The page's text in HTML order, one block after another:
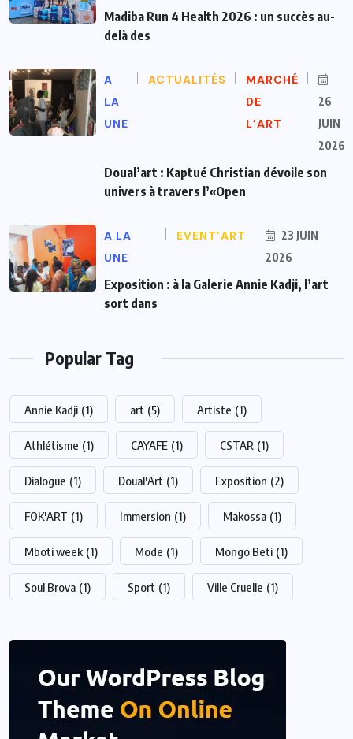
Madiba Run 4 Health 2026 : un succès au-
delà des
A
LA
UNE
ACTUALITÉS
MARCHÉ
DE
L’ART
26
JUIN
2026
Doual’art : Kaptué Christian dévoile son
univers à travers l’«Open
A LA
UNE
EVENT’ART
23 JUIN
2026
Exposition : à la Galerie Annie Kadji, l’art
sort dans
Popular Tag
Annie Kadji (1) art (5) Artiste (1)
Athlétisme (1) CAYAFE (1) CSTAR (1)
Dialogue (1) Doual'Art (1) Exposition (2)
FOK'ART (1) Immersion (1) Makossa (1)
Mboti week (1) Mode (1) Mongo Beti (1)
Soul Brova (1) Sport (1) Ville Cruelle (1)